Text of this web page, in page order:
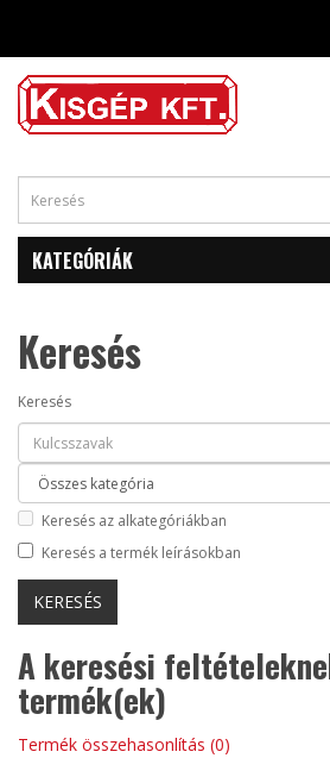
KATEGÓRIÁK
Keresés
Keresés
Keresés az alkategóriákban
Keresés a termék leírásokban
A keresési
termék(ek)
Termék összehasonlítás (0)